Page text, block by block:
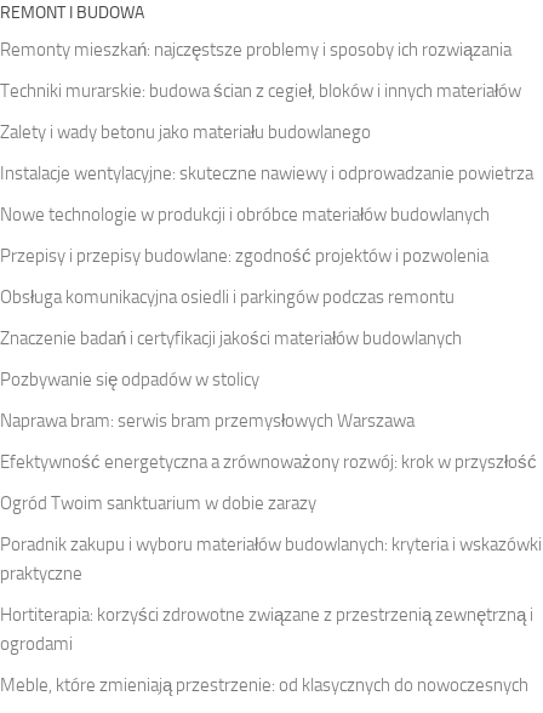
REMONT I BUDOWA
Remonty mieszkań: najczęstsze problemy i sposoby ich rozwiązania
Techniki murarskie: budowa ścian z cegieł, bloków i innych materiałów
Zalety i wady betonu jako materiału budowlanego
Instalacje wentylacyjne: skuteczne nawiewy i odprowadzanie powietrza
Nowe technologie w produkcji i obróbce materiałów budowlanych
Przepisy i przepisy budowlane: zgodność projektów i pozwolenia
Obsługa komunikacyjna osiedli i parkingów podczas remontu
Znaczenie badań i certyfikacji jakości materiałów budowlanych
Pozbywanie się odpadów w stolicy
Naprawa bram: serwis bram przemysłowych Warszawa
Efektywność energetyczna a zrównoważony rozwój: krok w przyszłość
Ogród Twoim sanktuarium w dobie zarazy
Poradnik zakupu i wyboru materiałów budowlanych: kryteria i wskazówki
praktyczne
Hortiterapia: korzyści zdrowotne związane z przestrzenią zewnętrzną i
ogrodami
Meble, które zmieniają przestrzenie: od klasycznych do nowoczesnych